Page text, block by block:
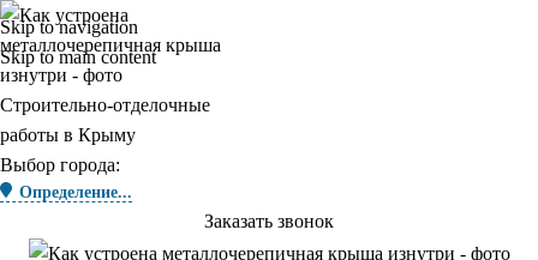
Skip to navigation
Skip to main content
Строительно-отделочные
работы в Крыму
Выбор города:
Определение...
Заказать звонок